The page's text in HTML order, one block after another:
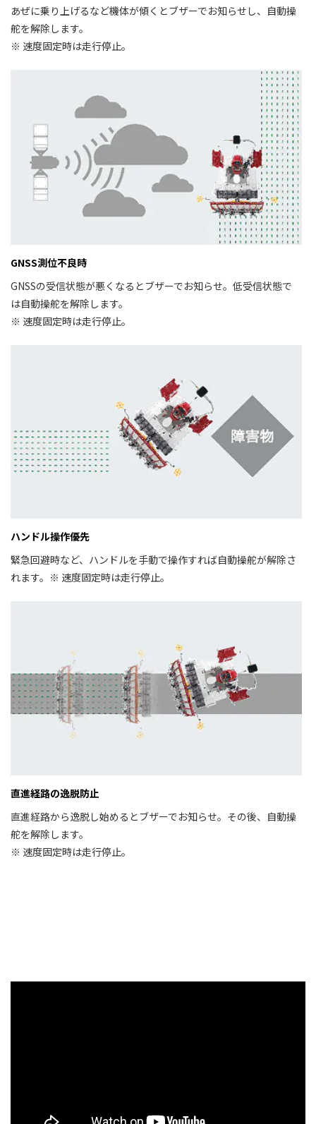
あぜに乗り上げるなど機体が傾くとブザーでお知らせし、自動操
舵を解除します。
※ 速度固定時は走行停止。
GNSS測位不良時
GNSSの受信状態が悪くなるとブザーでお知らせ。低受信状態で
は自動操舵を解除します。
※ 速度固定時は走行停止。
ハンドル操作優先
緊急回避時など、ハンドルを手動で操作すれば自動操舵が解除さ
れます。※ 速度固定時は走行停止。
直進経路の逸脱防止
直進経路から逸脱し始めるとブザーでお知らせ。その後、自動操
舵を解除します。
※ 速度固定時は走行停止。